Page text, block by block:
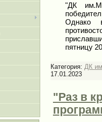
"ДК
Однако
пятницу
Категория: ДК
17.01.2023
"Раз в